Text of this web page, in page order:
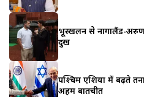
भूस्खलन से नागालैंड-
दुख
पश्चिम एशिया में बढ़ते
अहम बातचीत